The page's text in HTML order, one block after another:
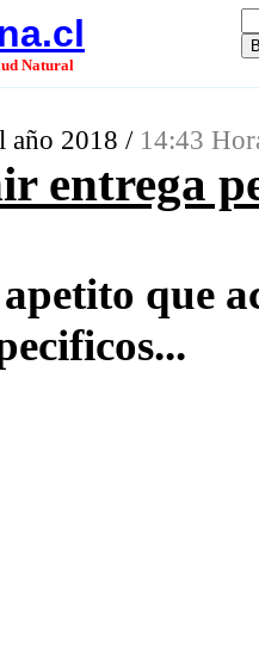
Natural
año 2018 / 14:43
entrega
que